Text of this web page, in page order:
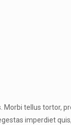
Morbi tellus tortor,
imperdiet